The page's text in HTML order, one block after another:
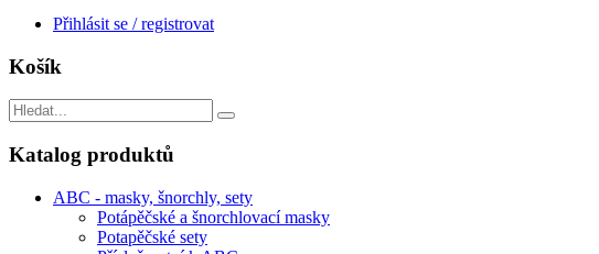
Přihlásit se / registrovat
Košík
Search
for:
Katalog produktů
ABC - masky, šnorchly, sety
Potápěčské a šnorchlovací masky
Potapěčské sety